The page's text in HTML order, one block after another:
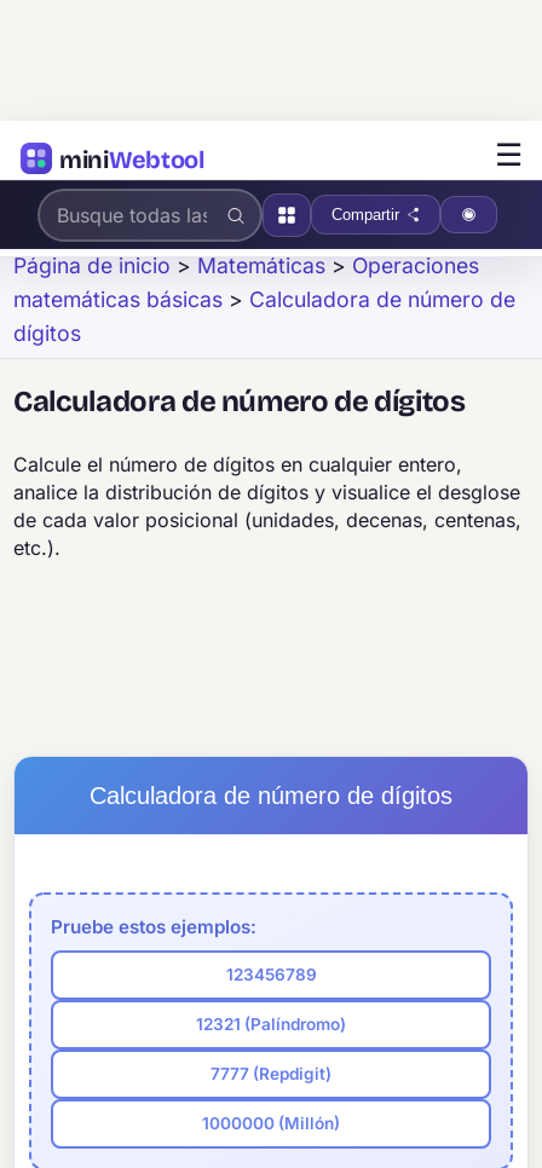
miniWebtool ☰
Compartir
Página de inicio > Matemáticas > Operaciones
matemáticas básicas > Calculadora de número de
dígitos
Calculadora de número de dígitos
Calcule el número de dígitos en cualquier entero,
analice la distribución de dígitos y visualice el desglose
de cada valor posicional (unidades, decenas, centenas,
etc.).
Calculadora de número de dígitos
Pruebe estos ejemplos:
123456789
12321 (Palíndromo)
7777 (Repdigit)
1000000 (Millón)